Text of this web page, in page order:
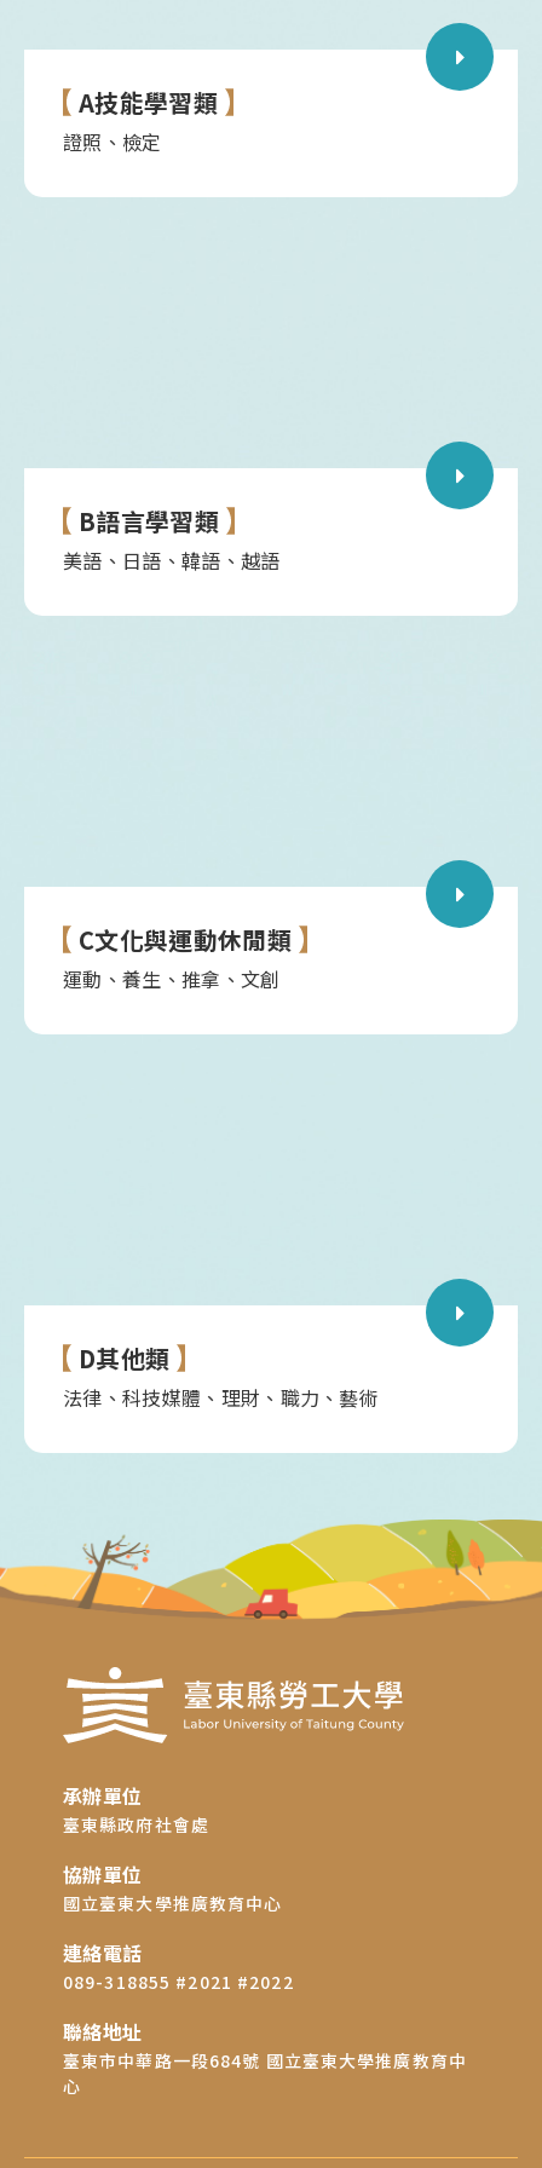
A技能學習類
證照、檢定
B語言學習類
美語、日語、韓語、越語
C文化與運動休閒類
運動、養生、推拿、文創
D其他類
法律、科技媒體、理財、職力、藝術
承辦單位
臺東縣政府社會處
協辦單位
國立臺東大學推廣教育中心
連絡電話
089-318855 #2021 #2022
聯絡地址
臺東市中華路一段684號 國立臺東大學推廣教育中
心